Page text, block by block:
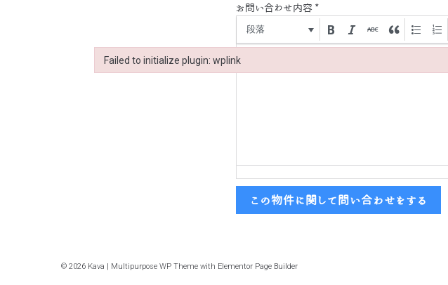
お問い合わせ内容 *
段落
この物件に関して問い合わせをする
© 2026 Kava | Multipurpose WP Theme with Elementor Page Builder
Failed to initialize plugin: wplink
Failed to initialize plugin: wplink